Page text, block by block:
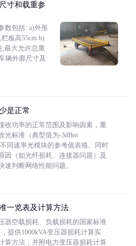
寸和载重参
数包括: a)外形
板高55cm b)
,最大允许总重
辆外廓尺寸及
是正常
收功率的正常范围及影响因素，重
光标准（典型值为-3dBm
同速率光模块的参考值表格。同时
因（如光纤损耗、连接器问题）及
速判断网络性能问题。
一览表及计算方法
器空载损耗、负载损耗的国家标准
，提供1000kVA变压器损耗计算实
算方法，并附电力变压器损耗计算